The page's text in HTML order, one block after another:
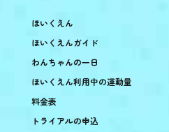
ほいくえん
ほいくえんガイド
わんちゃんの一日
ほいくえん利用中の運動量
料金表
トライアルの申込